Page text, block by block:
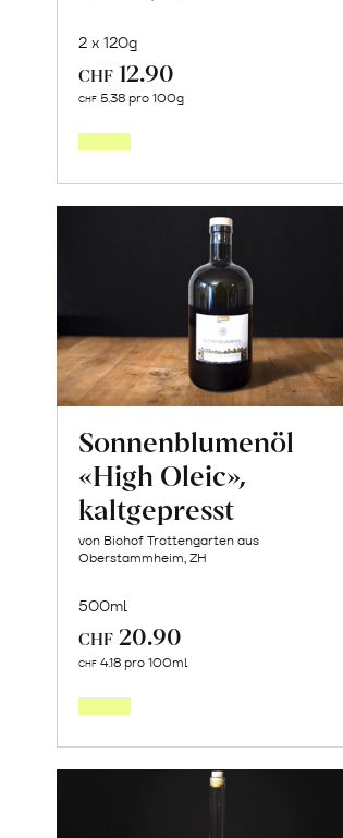
2 x 120g
CHF 12.90
CHF 5.38 pro 100g
Sonnenblumenöl
«High Oleic»,
kaltgepresst
von Biohof Trottengarten aus
Oberstammheim, ZH
500ml
CHF 20.90
CHF 4.18 pro 100ml